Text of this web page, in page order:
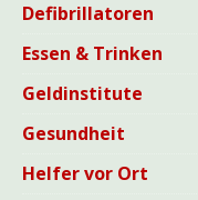
Defibrillatoren
Essen & Trinken
Geldinstitute
Gesundheit
Helfer vor Ort